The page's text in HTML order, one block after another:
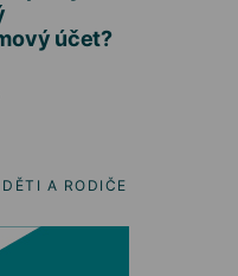
účet?
A RODIČE